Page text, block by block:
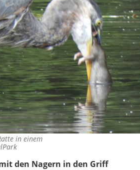
in einem
den Nagern in den Griff